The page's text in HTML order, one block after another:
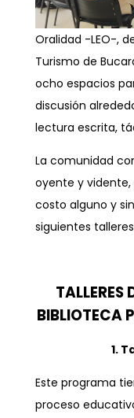
Oralidad -LEO-,
Turismo de
ocho espacios
discusión
lectura escrita,
La comunidad
oyente y vidente,
costo alguno y
siguientes
TALLERES
BIBLIOTECA
1.
Este programa
proceso